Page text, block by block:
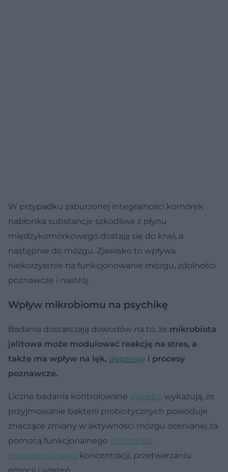
W przypadku zaburzonej integralności komórek
nabłonka substancje szkodliwe z płynu
międzykomórkowego dostają się do krwi, a
następnie do mózgu. Zjawisko to wpływa
niekorzystnie na funkcjonowanie mózgu, zdolności
poznawcze i nastrój.
Wpływ mikrobiomu na psychikę
Badania dostarczają dowodów na to, że mikrobiota
jelitowa może modulować reakcję na stres, a
także ma wpływ na lęk, depresję i procesy
poznawcze.
Liczne badania kontrolowane placebo wykazują, że
przyjmowanie bakterii probiotycznych powoduje
znaczące zmiany w aktywności mózgu ocenianej za
pomocą funkcjonalnego rezonansu
magnetycznego, koncentracji, przetwarzaniu
emocji i wrażeń.